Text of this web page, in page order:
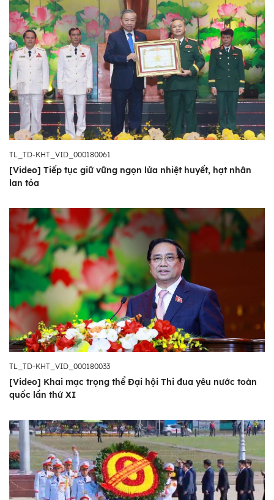
TL_TD-KHT_VID_000180061
[Video] Tiếp tục giữ vững ngọn lửa nhiệt huyết, hạt nhân
lan tỏa
TL_TD-KHT_VID_000180033
[Video] Khai mạc trọng thể Đại hội Thi đua yêu nước toàn
quốc lần thứ XI